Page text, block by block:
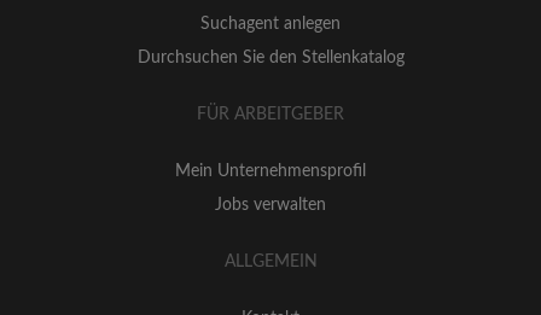
Suchagent anlegen
Durchsuchen Sie den Stellenkatalog
FÜR ARBEITGEBER
Mein Unternehmensprofil
Jobs verwalten
ALLGEMEIN